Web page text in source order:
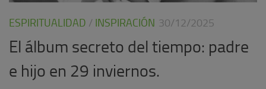
ESPIRITUALIDAD / INSPIRACIÓN 30/12/2025
El álbum secreto del tiempo: padre
e hijo en 29 inviernos.